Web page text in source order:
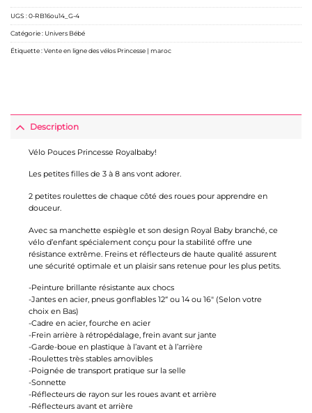
UGS :0-RB16ou14_G-4
Catégorie : Univers Bébé
Étiquette :Vente en ligne des vélos Princesse | maroc
Description
Vélo Pouces Princesse Royalbaby!
Les petites filles de 3 à 8 ans vont adorer.
2 petites roulettes de chaque côté des roues pour apprendre en
douceur.
Avec sa manchette espiègle et son design Royal Baby branché, ce
vélo d’enfant spécialement conçu pour la stabilité offre une
résistance extrême. Freins et réflecteurs de haute qualité assurent
une sécurité optimale et un plaisir sans retenue pour les plus petits.
-Peinture brillante résistante aux chocs
-Jantes en acier, pneus gonflables 12“ ou 14 ou 16″ (Selon votre
choix en Bas)
-Cadre en acier, fourche en acier
-Frein arrière à rétropédalage, frein avant sur jante
-Garde-boue en plastique à l’avant et à l’arrière
-Roulettes très stables amovibles
-Poignée de transport pratique sur la selle
-Sonnette
-Réflecteurs de rayon sur les roues avant et arrière
-Réflecteurs avant et arrière